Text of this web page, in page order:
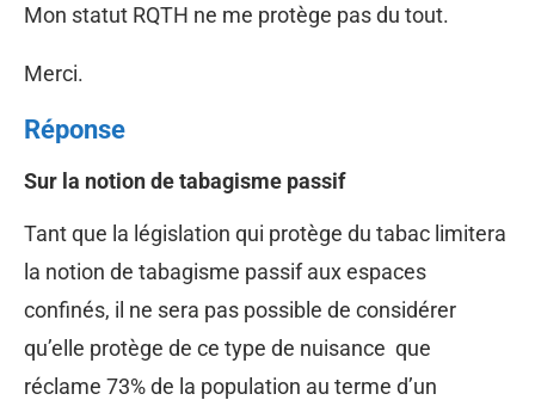
Mon statut RQTH ne me protège pas du tout.
Merci.
Réponse
Sur la notion de tabagisme passif
Tant que la législation qui protège du tabac limitera
la notion de tabagisme passif aux espaces
confinés, il ne sera pas possible de considérer
qu’elle protège de ce type de nuisance que
réclame 73% de la population au terme d’un